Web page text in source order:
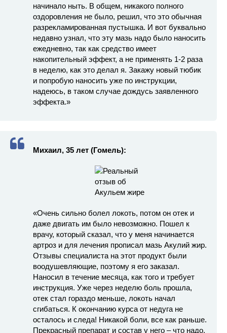
начинало ныть. В общем, никакого полного
оздоровления не было, решил, что это обычная
разрекламированная пустышка. И вот буквально
недавно узнал, что эту мазь надо было наносить
ежедневно, так как средство имеет
накопительный эффект, а не применять 1-2 раза
в неделю, как это делал я. Закажу новый тюбик
и попробую наносить уже по инструкции,
надеюсь, в таком случае дождусь заявленного
эффекта.»
Михаил, 35 лет (Гомель):
«Очень сильно болел локоть, потом он отек и
даже двигать им было невозможно. Пошел к
врачу, который сказал, что у меня начинается
артроз и для лечения прописал мазь Акулий жир.
Отзывы специалиста на этот продукт были
воодушевляющие, поэтому я его заказал.
Наносил в течение месяца, как того и требует
инструкция. Уже через неделю боль прошла,
отек стал гораздо меньше, локоть начал
сгибаться. К окончанию курса от недуга не
осталось и следа! Никакой боли, все как раньше.
Прекрасный препарат и состав у него – что надо,